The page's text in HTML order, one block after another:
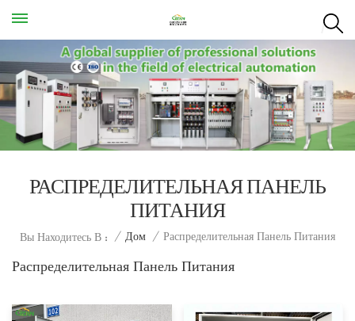
РАСПРЕДЕЛИТЕЛЬНАЯ ПАНЕЛЬ
ПИТАНИЯ
Вы Находитесь В : / Дом / Распределительная Панель Питания
Распределительная Панель Питания